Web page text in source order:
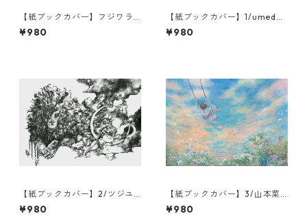
【紙ブックカバー】フジワラ
ヨシト/街の風景
¥980
【紙ブックカバー】1/umeda/
更
¥980
【紙ブックカバー】2/ツジユ
ウコ/瞬きの夜
¥980
【紙ブックカバー】3/山本菜
月/たかく遠く
¥980